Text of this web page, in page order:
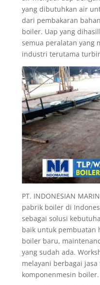
yang dibutuhkan air
dari pembakaran
boiler. Uap yang
semua peralatan yang
industri terutama
PT. INDONESIAN
pabrik boiler di
sebagai solusi
baik untuk pembuatan
boiler baru,
yang sudah ada.
melayani berbagai
komponenmesin boiler.